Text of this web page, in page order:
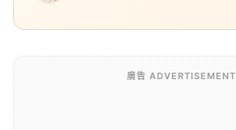
廣告 ADVERTISEMENT